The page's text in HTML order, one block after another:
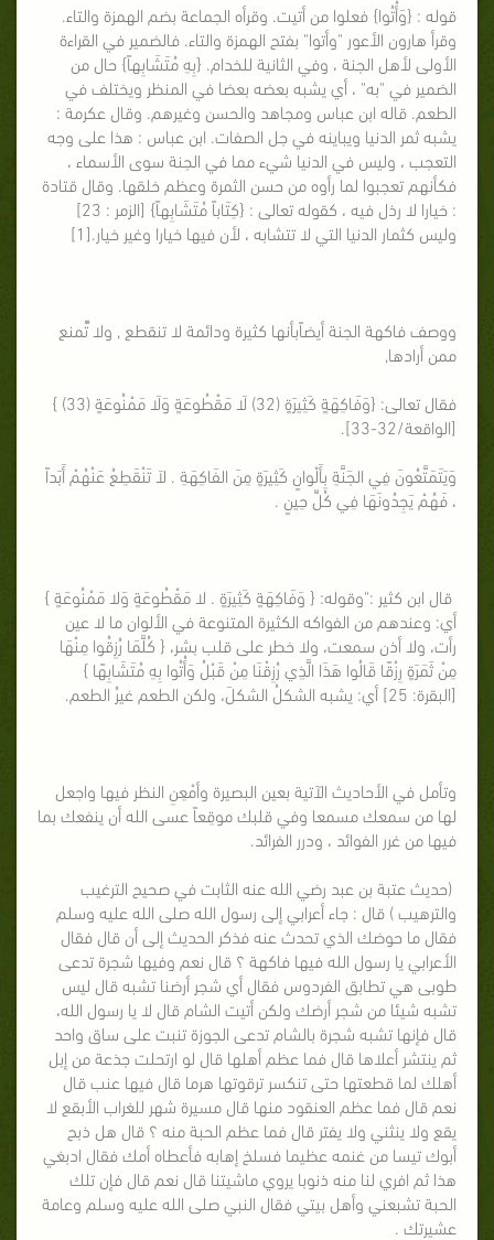
قوله : {وَأُتُوا} فعلوا من أتيت. وقرأه الجماعة بضم الهمزة والتاء.
وقرأ هارون الأعور "وأتوا" بفتح الهمزة والتاء. فالضمير في القراءة
الأولى لأهل الجنة ، وفي الثانية للخدام. {بِهِ مُتَشَابِهاً} حال من
الضمير في "به" ، أي يشبه بعضه بعضا في المنظر ويختلف في
الطعم. قاله ابن عباس ومجاهد والحسن وغيرهم. وقال عكرمة :
يشبه ثمر الدنيا ويباينه في جل الصفات. ابن عباس : هذا على وجه
التعجب ، وليس في الدنيا شيء مما في الجنة سوى الأسماء ،
فكأنهم تعجبوا لما رأوه من حسن الثمرة وعظم خلقها. وقال قتادة
: خيارا لا رذل فيه ، كقوله تعالى : {كِتَاباً مُتَشَابِهاً} [الزمر : 23]
وليس كثمار الدنيا التي لا تتشابه ، لأن فيها خيارا وغير خيار.[1]
ووصف فاكهة الجنة أيضاًبأنها كثيرة ودائمة لا تنقطع , ولا ُتُمنع
ممن أرادها,
فقال تعالى: {وَفَاكِهَةٍ كَثِيرَةٍ (32) لَا مَقْطُوعَةٍ وَلَا مَمْنُوعَةٍ (33) }
[الواقعة/32-33].
وَيَتَمَتَّعُونَ فِي الجَنَّةِ بِأَلْوانٍ كَثِيرَةٍ مِنَ الفَاكِهَةِ . لاَ تَنْقَطِعُ عَنْهُمْ أَبَداً
، فَهُمْ يَجِدُونَهَا فِي كُلِّ حِينٍ .
قال ابن كثير :"وقوله: { وَفَاكِهَةٍ كَثِيرَةٍ . لا مَقْطُوعَةٍ وَلا مَمْنُوعَةٍ }
أي: وعندهم من الفواكه الكثيرة المتنوعة في الألوان ما لا عين
رأت، ولا أذن سمعت، ولا خطر على قلب بشر، { كُلَّمَا رُزِقُوا مِنْهَا
مِنْ ثَمَرَةٍ رِزْقًا قَالُوا هَذَا الَّذِي رُزِقْنَا مِنْ قَبْلُ وَأُتُوا بِهِ مُتَشَابِهًا }
[البقرة: 25] أي: يشبه الشكلُ الشكلَ، ولكن الطعم غيرُ الطعم.
وتأمل في الأحاديث الآتية بعين البصيرة وأمْعِنِ النظر فيها واجعل
لها من سمعك مسمعا وفي قلبك موقِعاً عسى الله أن ينفعك بما
فيها من غرر الفوائد ، ودرر الفرائد.
(حديث عتبة بن عبد رضي الله عنه الثابت في صحيح الترغيب
والترهيب ) قال : جاء أعرابي إلى رسول الله صلى الله عليه وسلم
فقال ما حوضك الذي تحدث عنه فذكر الحديث إلى أن قال فقال
الأعرابي يا رسول الله فيها فاكهة ؟ قال نعم وفيها شجرة تدعى
طوبى هي تطابق الفردوس فقال أي شجر أرضنا تشبه قال ليس
تشبه شيئا من شجر أرضك ولكن أتيت الشام قال لا يا رسول الله،
قال فإنها تشبه شجرة بالشام تدعى الجوزة تنبت على ساق واحد
ثم ينتشر أعلاها قال فما عظم أهلها قال لو ارتحلت جذعة من إبل
أهلك لما قطعتها حتى تنكسر ترقوتها هرما قال فيها عنب قال
نعم قال فما عظم العنقود منها قال مسيرة شهر للغراب الأبقع لا
يقع ولا ينثني ولا يفتر قال فما عظم الحبة منه ؟ قال هل ذبح
أبوك تيسا من غنمه عظيما فسلخ إهابه فأعطاه أمك فقال ادبغي
هذا ثم افري لنا منه ذنوبا يروي ماشيتنا قال نعم قال فإن تلك
الحبة تشبعني وأهل بيتي فقال النبي صلى الله عليه وسلم وعامة
عشيرتك .